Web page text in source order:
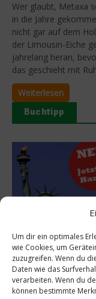
Um dir ein optimales
wie Cookies, um
zuzugreifen. Wenn du
Daten wie das
verarbeiten. Wenn du
können bestimmte
Wer glaubt, Metaxa
in die Jahre
nicht gar auf dem
der Limousin-Eiche
jahrelang heran,
das geschieht mit
Weiterlesen
Buchtipp
Meistgelesen